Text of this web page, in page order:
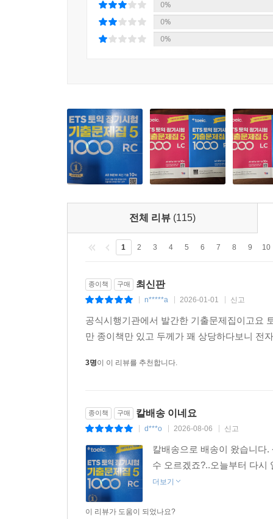
0%
0%
0%
전체 리뷰 (115)
1 2 3 4 5 6 7 8 9 10
종이책 구매 최신판
n*****a 2026-01-01 신고
공식시행기관에서 발간한 기출문제집이고요
만 종이책만 있고 두께가 꽤 상당하다보니 전
3명이 이 리뷰를 추천합니다.
종이책 구매 칼배송 이네요
d***o 2026-08-06 신고
칼배송으로 배송이 왔습니다
수 오르겠죠?..오늘부터 다시
더보기
이 리뷰가 도움이 되었나요?